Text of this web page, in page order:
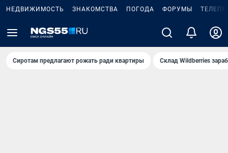
НЕДВИЖИМОСТЬ ЗНАКОМСТВА ПОГОДА ФОРУМЫ
Сиротам предлагают рожать ради квартиры Склад Wildberries